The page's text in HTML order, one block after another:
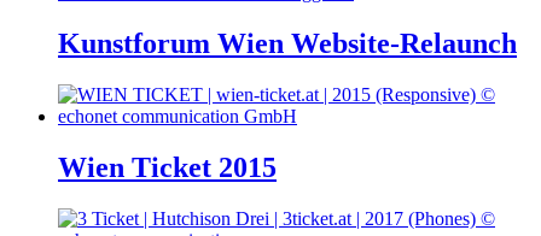
Kunstforum Wien Website-Relaunch
Wien Ticket 2015